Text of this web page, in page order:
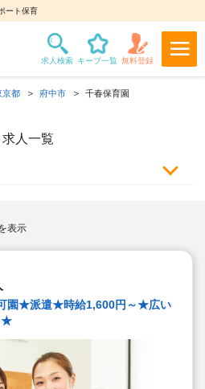
ート保育
京都 府中市 千春保育園
人一覧
表示
園★派遣★時給1,600円～★広い
★